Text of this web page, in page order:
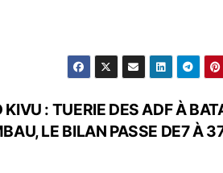
KIVU : TUERIE DES ADF À
LE BILAN PASSE DE7 À